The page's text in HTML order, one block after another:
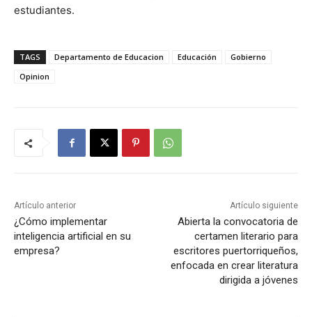
estudiantes.
TAGS Departamento de Educacion Educación
Gobierno
Opinion
Artículo anterior
¿Cómo implementar
inteligencia artificial en su
empresa?
Artículo siguiente
Abierta la convocatoria de
certamen literario para
escritores puertorriqueños,
enfocada en crear literatura
dirigida a jóvenes